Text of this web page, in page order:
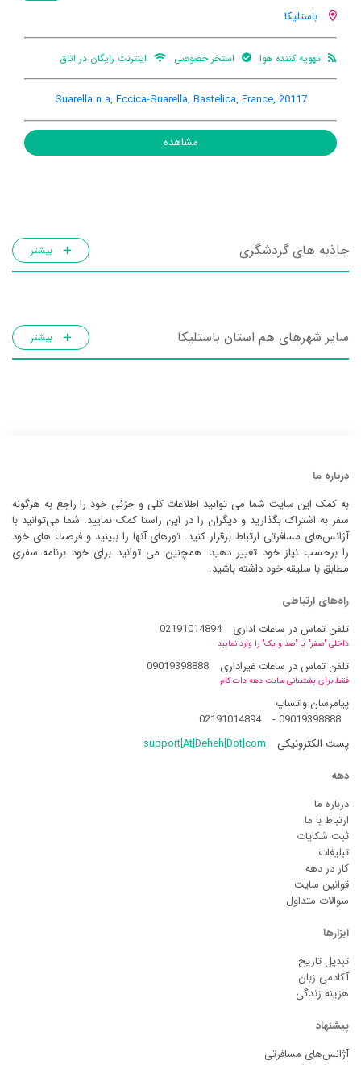
باستلیکا
تهویه کننده هوا استخر خصوصی اینترنت رایگان در اتاق
Suarella n.a, Eccica-Suarella, Bastelica, France, 20117
مشاهده
جاذبه های گردشگری بیشتر
سایر شهرهای هم استان باستلیکا بیشتر
درباره ما
به کمک این سایت شما می توانید اطلاعات کلی و جزئی خود را راجع به هرگونه
سفر به اشتراک بگذارید و دیگران را در این راستا کمک نمایید. شما می‌توانید با
آژانس‌های مسافرتی ارتباط برقرار کنید. تورهای آنها را ببینید و فرصت های خود
را برحسب نیاز خود تغییر دهید. همچنین می توانید برای خود برنامه سفری
مطابق با سلیقه خود داشته باشید.
راه‌های ارتباطی
تلفن تماس در ساعات اداری
02191014894
داخلی "صفر" یا "صد و یک" را وارد نمایید
تلفن تماس در ساعات غیراداری 09019398888
فقط برای پشتیبانی سایت دهه دات کام
پیامرسان واتساپ
09019398888
-
02191014894
پست الکترونیکی
support[At]Deheh[Dot]com
دهه
درباره ما
ارتباط با ما
ثبت شکایات
تبلیغات
کار در دهه
قوانین سایت
سوالات متداول
ابزارها
تبدیل تاریخ
آکادمی زبان
هزینه زندگی
پیشنهاد
آژانس‌های مسافرتی